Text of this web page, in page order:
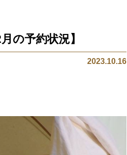
の予約状況】
2023.10.16